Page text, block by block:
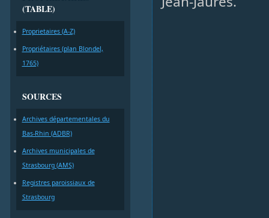
(TABLE)
Proprietaires (A-Z)
Propriétaires (plan Blondel,
1765)
SOURCES
Archives départementales du
Bas-Rhin (ADBR)
Archives municipales de
Strasbourg (AMS)
Registres paroissiaux de
Strasbourg